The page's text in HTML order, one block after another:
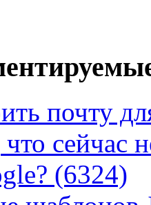
почту
сейчас
(6324)